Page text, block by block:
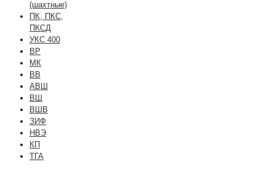
(шахтные)
ПК, ПКС,
ПКСД
УКС 400
ВР
МК
ВВ
АВШ
ВШ
ВШВ
ЗИФ
НВЭ
КП
ТГА